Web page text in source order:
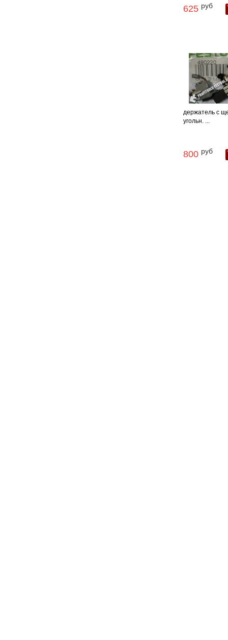
625 руб
держатель с
угольн. ...
800 руб